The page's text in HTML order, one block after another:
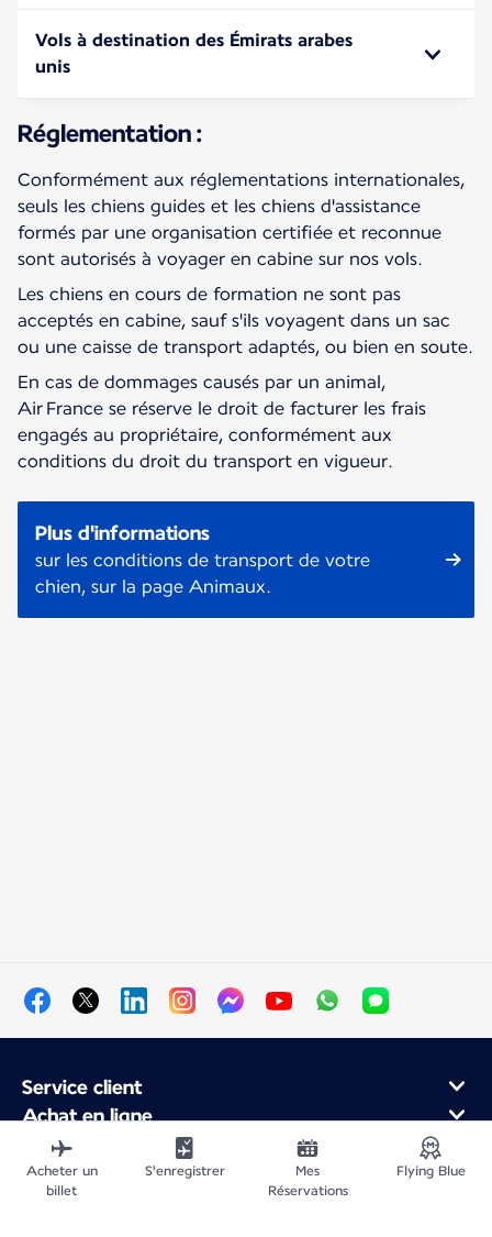
Vols à destination des Émirats arabes
unis
Réglementation :
Conformément aux réglementations internationales,
seuls les chiens guides et les chiens d'assistance
formés par une organisation certifiée et reconnue
sont autorisés à voyager en cabine sur nos vols.
Les chiens en cours de formation ne sont pas
acceptés en cabine, sauf s'ils voyagent dans un sac
ou une caisse de transport adaptés, ou bien en soute.
En cas de dommages causés par un animal,
Air France se réserve le droit de facturer les frais
engagés au propriétaire, conformément aux
conditions du droit du transport en vigueur.
Plus d'informations
sur les conditions de transport de votre
chien, sur la page Animaux.
Service client
Achat en ligne
Programme de fidélité et partenaires
À propos d'Air France
Application Mobile Air France
Acheter un
billet
S'enregistrer
Mes
Réservations
Flying Blue